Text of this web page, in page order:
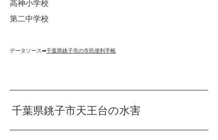
高神小学校
第二中学校
データソース➡︎千葉県銚子市の市民便利手帳
千葉県銚子市天王台の水害